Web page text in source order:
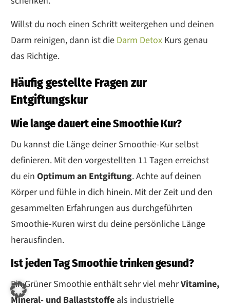
Willst du noch einen Schritt weitergehen und deinen
Darm reinigen, dann ist die Darm Detox Kurs genau
das Richtige.
Häufig gestellte Fragen zur
Entgiftungskur
Wie lange dauert eine Smoothie Kur?
Du kannst die Länge deiner Smoothie-Kur selbst
definieren. Mit den vorgestellten 11 Tagen erreichst
du ein Optimum an Entgiftung. Achte auf deinen
Körper und fühle in dich hinein. Mit der Zeit und den
gesammelten Erfahrungen aus durchgeführten
Smoothie-Kuren wirst du deine persönliche Länge
herausfinden.
Ist jeden Tag Smoothie trinken gesund?
Ein Grüner Smoothie enthält sehr viel mehrVitamine,
Mineral- und Ballaststoffe als industrielle